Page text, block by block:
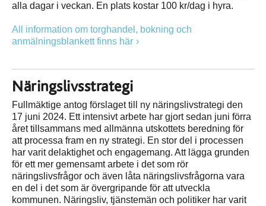
alla dagar i veckan. En plats kostar 100 kr/dag i hyra.
All information om torghandel, bokning och
anmälningsblankett finns här
Näringslivsstrategi
Fullmäktige antog förslaget till ny näringslivstrategi den
17 juni 2024. Ett intensivt arbete har gjort sedan juni förra
året tillsammans med allmänna utskottets beredning för
att processa fram en ny strategi. En stor del i processen
har varit delaktighet och engagemang. Att lägga grunden
för ett mer gemensamt arbete i det som rör
näringslivsfrågor och även låta näringslivsfrågorna vara
en del i det som är övergripande för att utveckla
kommunen. Näringsliv, tjänstemän och politiker har varit